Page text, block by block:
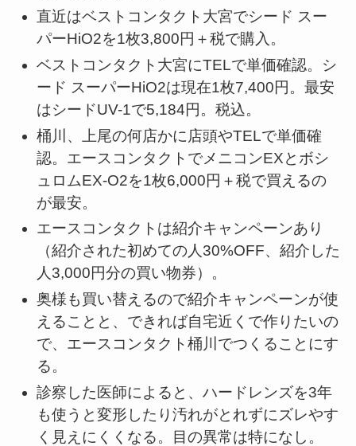
直近はベストコンタクト大宮でシード スー
パーHiO2を1枚3,800円＋税で購入。
ベストコンタクト大宮にTELで単価確認。シ
ード スーパーHiO2は現在1枚7,400円。最安
はシードUV-1で5,184円。税込。
桶川、上尾の何店かに店頭やTELで単価確
認。エースコンタクトでメニコンEXとボシ
ュロムEX-O2を1枚6,000円＋税で買えるの
が最安。
エースコンタクトは紹介キャンペーンあり
（紹介された初めての人30%OFF、紹介した
人3,000円分の買い物券）。
奥様も買い替えるので紹介キャンペーンが使
えることと、できれば自宅近くで作りたいの
で、エースコンタクト桶川でつくることにす
る。
診察した医師によると、ハードレンズを3年
も使うと変形したり汚れがとれずにズレやす
く見えにくくなる。目の異常は特になし。